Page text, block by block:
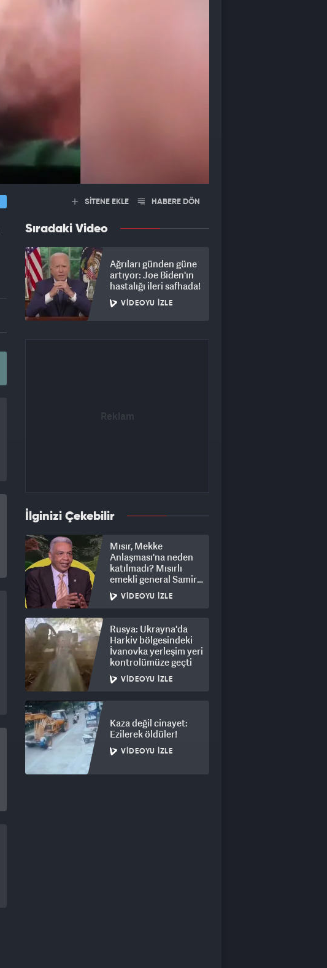
SİTENE EKLE HABERE DÖN
Sıradaki Video
Ağrıları günden güne
artıyor: Joe Biden'ın
hastalığı ileri safhada!
VIDEOYU İZLE
İlginizi Çekebilir
Mısır, Mekke
Anlaşması'na neden
katılmadı? Mısırlı
emekli general Samir
Ragheb açıkladı
VIDEOYU İZLE
Rusya: Ukrayna'da
Harkiv bölgesindeki
İvanovka yerleşim yeri
kontrolümüze geçti
VIDEOYU İZLE
Kaza değil cinayet:
Ezilerek öldüler!
VIDEOYU İZLE